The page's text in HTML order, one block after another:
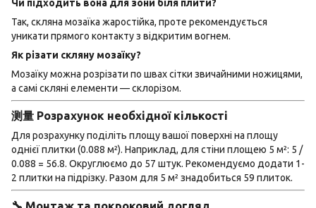
Чи підходить вона для зони біля плити?
Так, скляна мозаїка жаростійка, проте рекомендується
уникати прямого контакту з відкритим вогнем.
Як різати скляну мозаїку?
Мозаїку можна розрізати по швах сітки звичайними ножицями,
а самі скляні елементи — склорізом.
测量 Розрахунок необхідної кількості
Для розрахунку поділіть площу вашої поверхні на площу
однієї плитки (0.088 м²). Наприклад, для стіни площею 5 м²: 5 /
0.088 = 56.8. Округлюємо до 57 штук. Рекомендуємо додати 1-
2 плитки на підрізку. Разом для 5 м² знадобиться 59 плиток.